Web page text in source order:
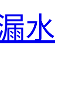
水